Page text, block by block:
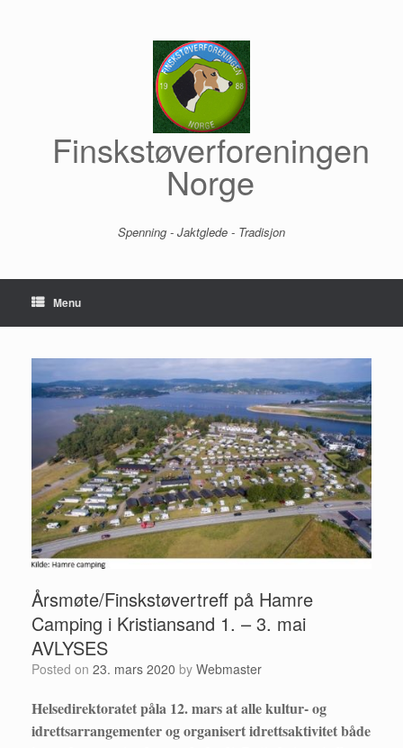
Finskstøverforeningen
Norge
Spenning - Jaktglede - Tradisjon
Menu
Årsmøte/Finskstøvertreff på Hamre
Camping i Kristiansand 1. – 3. mai
AVLYSES
Posted on 23. mars 2020 by Webmaster
Helsedirektoratet påla 12. mars at alle kultur- og
idrettsarrangementer og organisert idrettsaktivitet både